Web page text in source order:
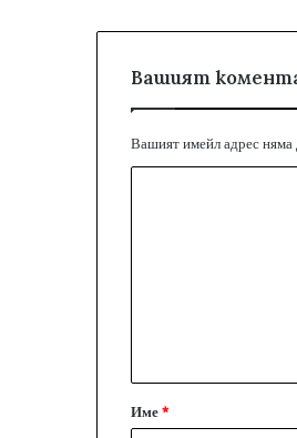
Вашият
Вашият имейл адрес няма
а
р
Име*